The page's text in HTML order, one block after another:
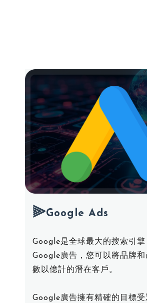
⫸Google Ads
Google是全球最大的搜索引擎
Google廣告，您可以將品牌
數以億計的潛在客戶。
Google廣告擁有精確的目標受